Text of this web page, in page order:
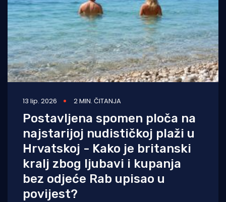
13 lip. 2026 2 MIN. ČITANJA
Postavljena spomen ploča na
najstarijoj nudističkoj plaži u
Hrvatskoj - Kako je britanski
kralj zbog ljubavi i kupanja
bez odjeće Rab upisao u
povijest?